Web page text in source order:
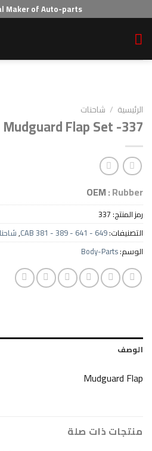
Professional Maker of Auto-parts
شاحنات
Mudguard Flap
CAB 381 - 389 - 641 -
,شاحنات,لـ مرسيدس
Body-
صلة